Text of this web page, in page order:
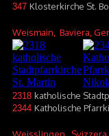
347 Klosterkirche St.
Weismain , Baviera,
2318 katholische
2344 Katholische